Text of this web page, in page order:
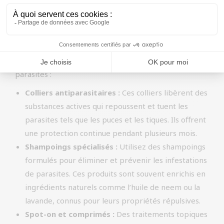
antiparasitaires, shampoings
spécialisés
L’utilisation de produits préventifs est une stratégie
efficace pour protéger votre chien contre les
parasites :
Colliers antiparasitaires : Ces colliers libèrent des
substances actives qui repoussent et tuent les
parasites tels que les puces et les tiques. Ils offrent
une protection continue pendant plusieurs mois.
Shampoings spécialisés : Utilisez des shampoings
formulés pour éliminer et prévenir les infestations
de parasites. Ces produits sont souvent enrichis en
ingrédients naturels comme l’huile de neem ou la
lavande, connus pour leurs propriétés répulsives.
Spot-on et comprimés : Des traitements topiques